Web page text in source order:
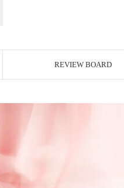
REVIEW BOARD